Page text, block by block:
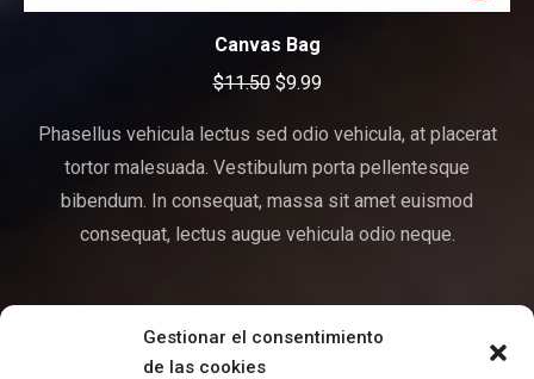
Gestionar el consentimiento
de las cookies
Canvas Bag
$11.50 $9.99
Phasellus vehicula lectus sed odio vehicula, at placerat
tortor malesuada. Vestibulum porta pellentesque
bibendum. In consequat, massa sit amet euismod
consequat, lectus augue vehicula odio neque.
→